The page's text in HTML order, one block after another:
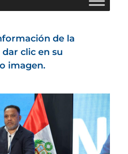
de la
clic en su
imagen.